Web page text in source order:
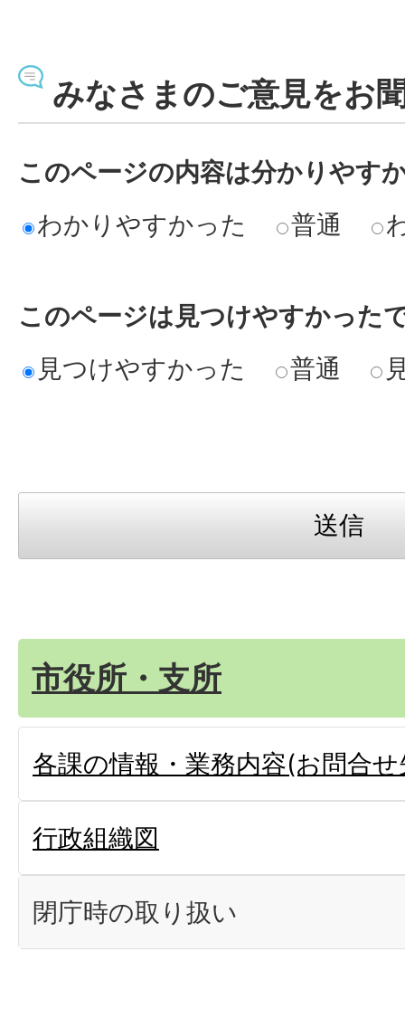
みなさまのご意見をお
このページの内容は分かりやす
わかりやすかった
普通
このページは見つけやすかった
見つけやすかった
普通
市役所・支所
各課の情報・業務内容(お問合
行政組織図
閉庁時の取り扱い